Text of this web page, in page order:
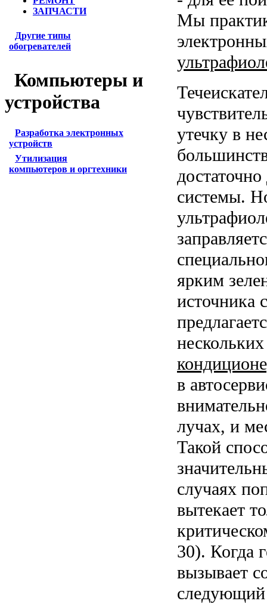
ЗАПЧАСТИ
Другие типы
обогревателей
Компьютеры и
устройства
Разработка электронных
устройств
Утилизация
компьютеров и оргтехники
Мы
утечку в
системы.
ярким
источника
в
лучах, и
Такой
случаях
вытекает
30). Когда
вызывает
следующий